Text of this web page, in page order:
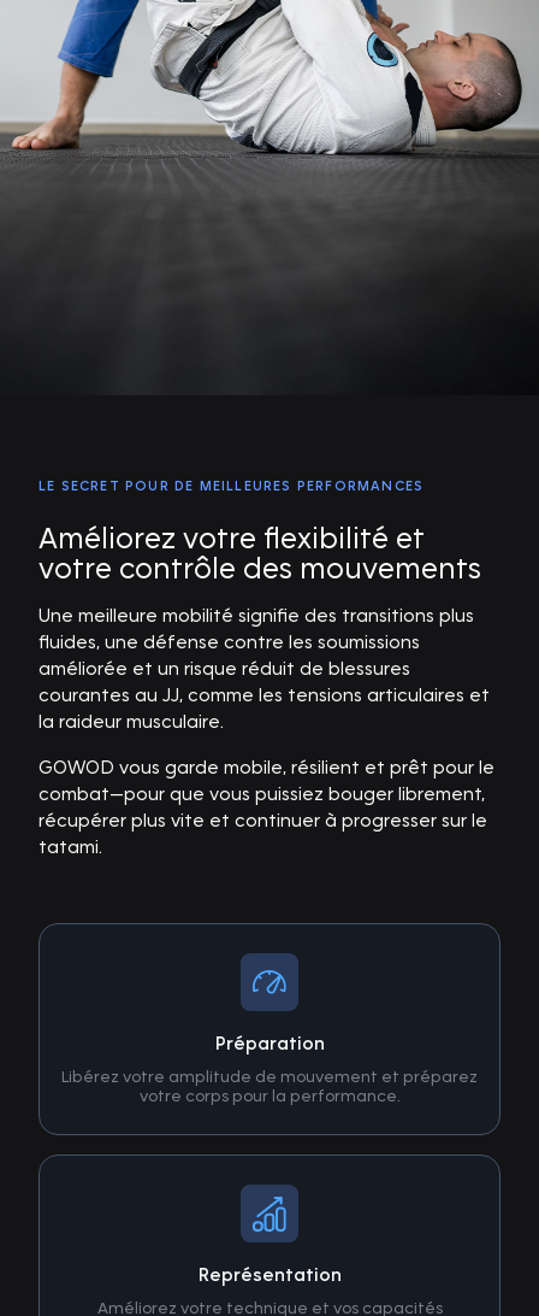
LE SECRET POUR DE MEILLEURES PERFORMANCES
Améliorez votre flexibilité et
votre contrôle des mouvements
Une meilleure mobilité signifie des transitions plus
fluides, une défense contre les soumissions
améliorée et un risque réduit de blessures
courantes au JJ, comme les tensions articulaires et
la raideur musculaire.
GOWOD vous garde mobile, résilient et prêt pour le
combat—pour que vous puissiez bouger librement,
récupérer plus vite et continuer à progresser sur le
tatami.
Préparation
Libérez votre amplitude de mouvement et préparez
votre corps pour la performance.
Représentation
Améliorez votre technique et vos capacités